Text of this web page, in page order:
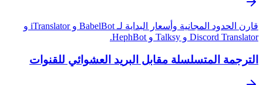
قارن الحدود المجانية وأسعار البداية لـ BabelBot و iTranslator و
Discord Translator و Talksy و HephBot.
الترجمة المتسلسلة مقابل البريد العشوائي للقنوات